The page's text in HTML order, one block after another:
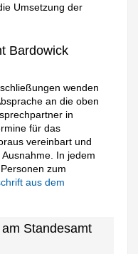
Umsetzung der
Bardowick
wenden
an die oben
in
für das
vereinbart und
In jedem
zum
aus dem
Standesamt